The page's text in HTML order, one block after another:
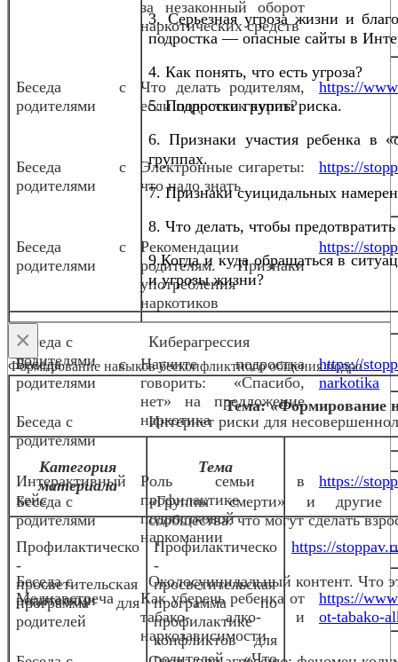
за незаконный оборот
наркотических средств
Беседа с
родителями
Что делать родителям,
если подросток курит?
https://
Беседа с
родителями
Электронные сигареты:
что надо знать
https://
Беседа с
родителями
Рекомендации
родителям. Признаки
употребления
наркотиков
https://
Беседа с
родителями
Научите подростка
говорить: «Спасибо,
нет» на предложение
наркотика
https://
narkotika
Интерактивный
кейс
Роль семьи в
профилактике
подростковой
наркомании
https://
Медиавстреча
Как уберечь ребенка от
табако- алко- и
наркозависимости
https://
ot-tabako-
3. Серьезная угроза жизни и
подростка — опасные сайты в
4. Как понять, что есть угроза?
5. Подростки группы риска.
6. Признаки участия ребенка в
группах.
7. Признаки суицидальных
8. Что делать, чтобы
9.Когда и куда обращаться в
и угрозы жизни?
Беседа с
родителями
Киберагрессия
Беседа с
родителями
Интернет риски для
Беседа с
родителями
«Группы смерти» и другие
сообщества: что могут сделать
Беседа с
родителями
Околосуицидальный контент. Что
×
Формирование навыков бесконфликтного общения подро
Тема: «Формирование
Категория
материала
Тема
Профилактическо
-
просветительская
программа для
родителей
Профилактическо
-
просветительская
программа по
профилактике
конфликтов для
родителей «Что
https://